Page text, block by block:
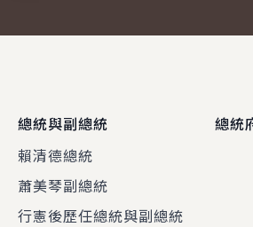
總統與副總統
賴清德總統
蕭美琴副總統
行憲後歷任總統與副總統
總統